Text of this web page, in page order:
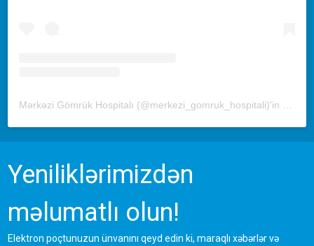
Yeniliklərimizdən
məlumatlı olun!
Elektron poçtunuzun ünvanını qeyd edin ki, maraqlı xəbərlər və